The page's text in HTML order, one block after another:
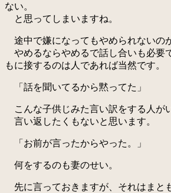
ない。
と思ってしまいますね。
途中で嫌になってもやめられないの
やめるならやめるで話し合いも必要
もに接するのは人であれば当然です。
「話を聞いてるから黙ってた」
こんな子供じみた言い訳をする人が
言い返したくもないと思います。
「お前が言ったからやった。」
何をするのも妻のせい。
先に言っておきますが、それはまと